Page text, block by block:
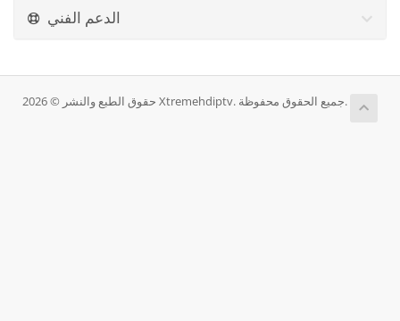
الدعم الفني
حقوق الطبع والنشر © 2026 Xtremehdiptv. جميع الحقوق محفوظة.